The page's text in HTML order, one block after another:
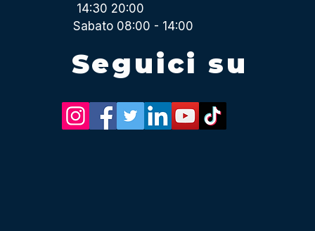
14:30 20:00
Sabato 08:00 - 14:00
Seguici su